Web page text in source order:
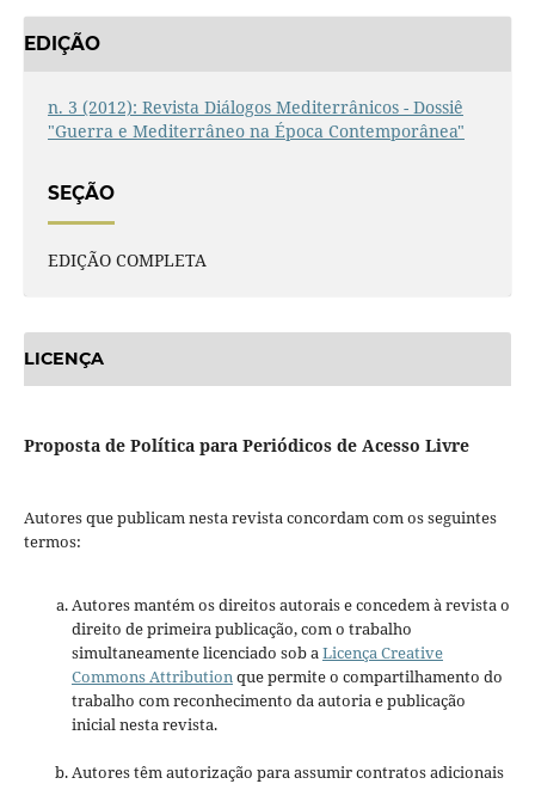
EDIÇÃO
n. 3 (2012): Revista Diálogos Mediterrânicos - Dossiê
"Guerra e Mediterrâneo na Época Contemporânea"
SEÇÃO
EDIÇÃO COMPLETA
LICENÇA
Proposta de Política para Periódicos de Acesso Livre
Autores que publicam nesta revista concordam com os seguintes
termos:
Autores mantém os direitos autorais e concedem à revista o
direito de primeira publicação, com o trabalho
simultaneamente licenciado sob a Licença Creative
Commons Attribution que permite o compartilhamento do
trabalho com reconhecimento da autoria e publicação
inicial nesta revista.
Autores têm autorização para assumir contratos adicionais